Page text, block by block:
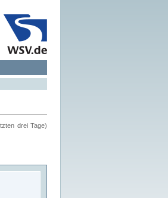
drei Tage)